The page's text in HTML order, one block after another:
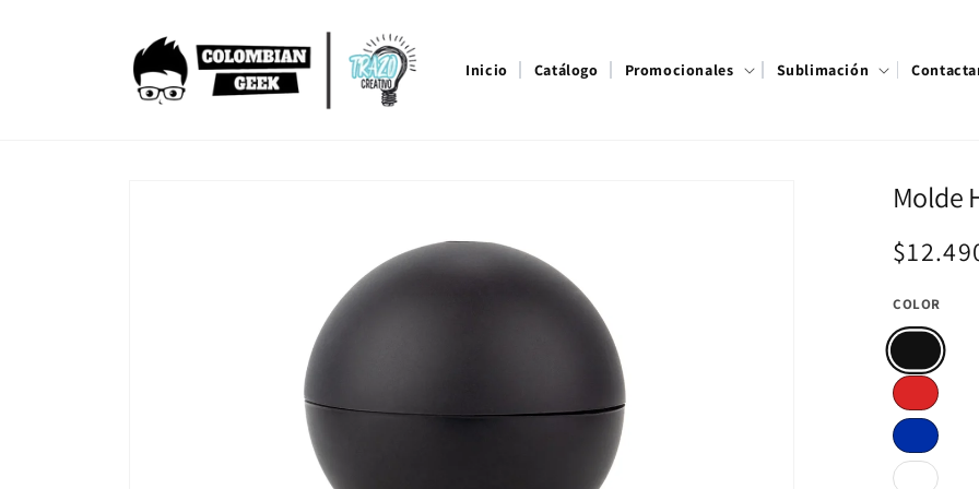
Inicio Catálogo Promocionales Sublimación
Molde
Precio
habitual
COLOR